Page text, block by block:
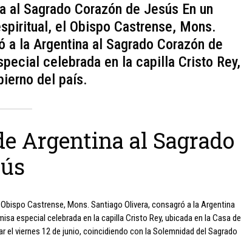
al Sagrado Corazón de Jesús En un
el Obispo Castrense, Mons.
a la Argentina al Sagrado Corazón de
celebrada en la capilla Cristo Rey,
del país.
Argentina al Sagrado
Castrense, Mons. Santiago Olivera, consagró a la Argentina
especial celebrada en la capilla Cristo Rey, ubicada en la Casa de
el viernes 12 de junio, coincidiendo con la Solemnidad del Sagrado